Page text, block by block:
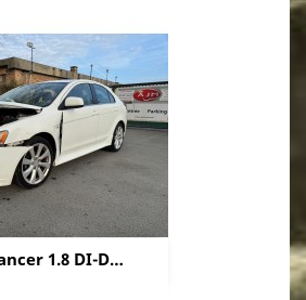
1.8 DI-D